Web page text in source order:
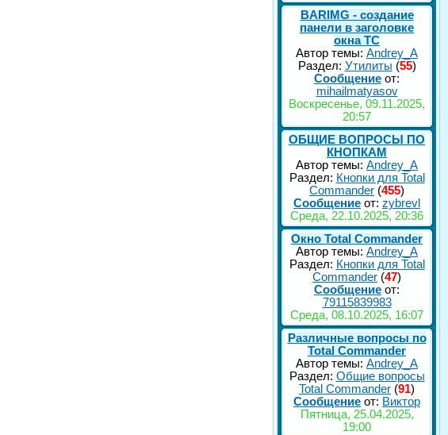
BARIMG - создание
панели в заголовке
окна TC
Автор темы: Andrey_A
Раздел: Утилиты (55)
Сообщение от:
mihailmatyasov
Воскресенье, 09.11.2025,
20:57
ОБЩИЕ ВОПРОСЫ ПО
КНОПКАМ
Автор темы: Andrey_A
Раздел: Кнопки для Total
Commander (455)
Сообщение от: zybrevl
Среда, 22.10.2025, 20:36
Окно Total Commander
Автор темы: Andrey_A
Раздел: Кнопки для Total
Commander (47)
Сообщение от:
79115839983
Среда, 08.10.2025, 16:07
Различные вопросы по
Total Commander
Автор темы: Andrey_A
Раздел: Общие вопросы
Total Commander (91)
Сообщение от: Виктор
Пятница, 25.04.2025,
19:00